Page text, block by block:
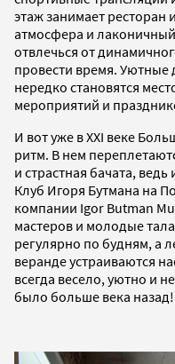
этаж занимает ресторан
атмосфера и
отвлечься от
провести время.
нередко становятся
мероприятий и
И вот уже в XXI веке
ритм. В нем
и страстная бачата,
Клуб Игоря Бутмана на
компании Igor Butman
мастеров и молодые
регулярно по будням, а
веранде устраиваются
всегда весело, уютно и
было больше века назад!